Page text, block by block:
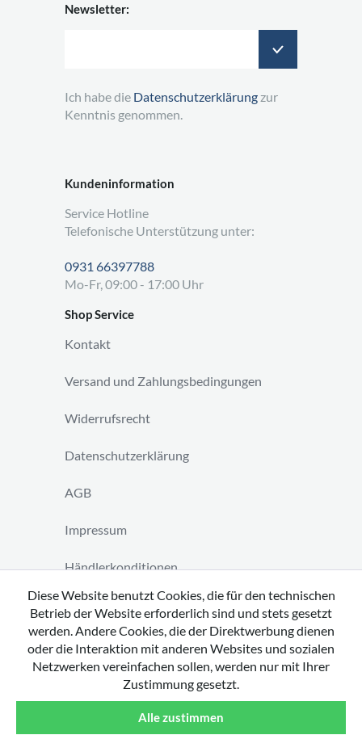
Kundeninformation
Service Hotline
Telefonische Unterstützung unter:
0931 66397788
Mo-Fr, 09:00 - 17:00 Uhr
Shop Service
Kontakt
Versand und Zahlungsbedingungen
Widerrufsrecht
Datenschutzerklärung
AGB
Impressum
Händlerkonditionen
Vertrag widerrufen
Newsletter:
Ich habe die Datenschutzerklärung zur
Kenntnis genommen.
Diese Website benutzt Cookies, die für den technischen
Betrieb der Website erforderlich sind und stets gesetzt
werden. Andere Cookies, die der Direktwerbung dienen
oder die Interaktion mit anderen Websites und sozialen
Netzwerken vereinfachen sollen, werden nur mit Ihrer
Zustimmung gesetzt.